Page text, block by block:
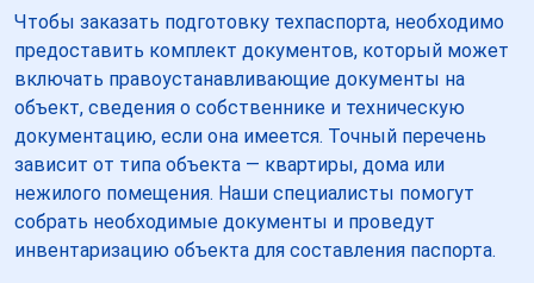
Чтобы заказать подготовку техпаспорта, необходимо
предоставить комплект документов, который может
включать правоустанавливающие документы на
объект, сведения о собственнике и техническую
документацию, если она имеется. Точный перечень
зависит от типа объекта — квартиры, дома или
нежилого помещения. Наши специалисты помогут
собрать необходимые документы и проведут
инвентаризацию объекта для составления паспорта.